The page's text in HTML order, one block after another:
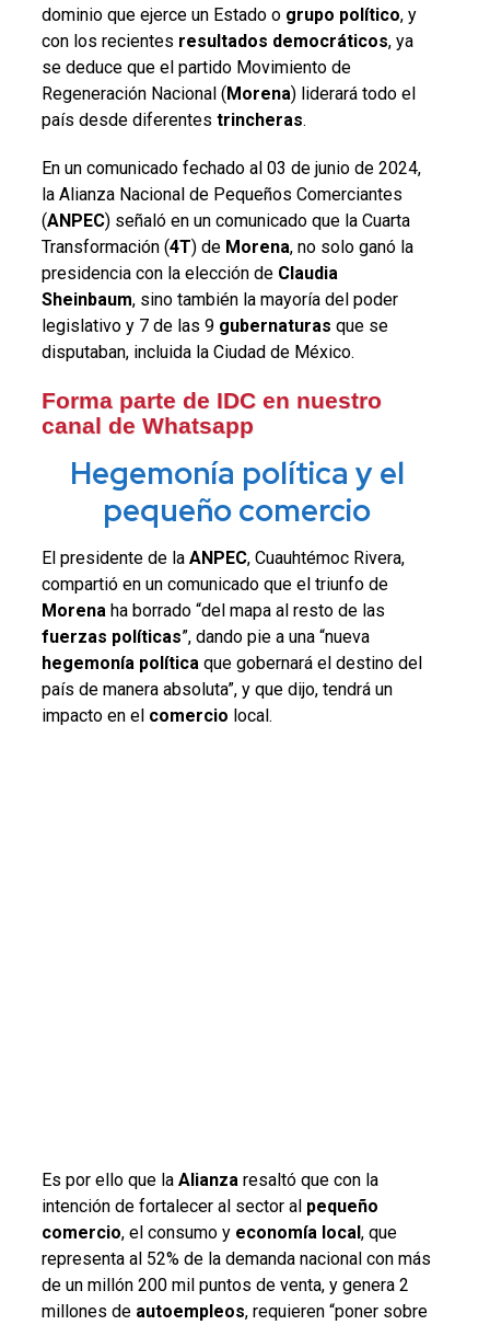
dominio que ejerce un Estado o grupo político, y
con los recientes resultados democráticos, ya
se deduce que el partido Movimiento de
Regeneración Nacional (Morena) liderará todo el
país desde diferentes trincheras.
En un comunicado fechado al 03 de junio de 2024,
la Alianza Nacional de Pequeños Comerciantes
(ANPEC) señaló en un comunicado que la Cuarta
Transformación (4T) de Morena, no solo ganó la
presidencia con la elección de Claudia
Sheinbaum, sino también la mayoría del poder
legislativo y 7 de las 9 gubernaturas que se
disputaban, incluida la Ciudad de México.
Forma parte de IDC en nuestro
canal de Whatsapp
Hegemonía política y el
pequeño comercio
El presidente de la ANPEC, Cuauhtémoc Rivera,
compartió en un comunicado que el triunfo de
Morena ha borrado “del mapa al resto de las
fuerzas políticas”, dando pie a una “nueva
hegemonía política que gobernará el destino del
país de manera absoluta”, y que dijo, tendrá un
impacto en el comercio local.
Es por ello que la Alianza resaltó que con la
intención de fortalecer al sector al pequeño
comercio, el consumo y economía local, que
representa al 52% de la demanda nacional con más
de un millón 200 mil puntos de venta, y genera 2
millones de autoempleos, requieren “poner sobre